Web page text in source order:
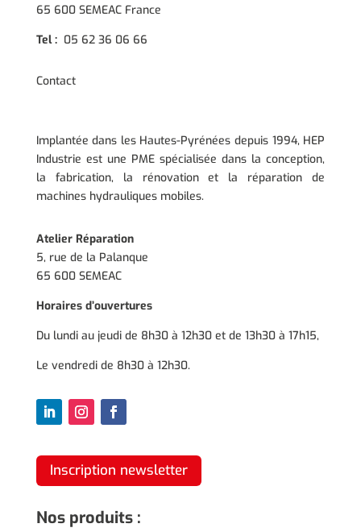
65 600 SEMEAC France
Tel : 05 62 36 06 66
Contact
Implantée dans les Hautes-Pyrénées depuis 1994, HEP
Industrie est une PME spécialisée dans la conception,
la fabrication, la rénovation et la réparation de
machines hydrauliques mobiles.
Atelier Réparation
5, rue de la Palanque
65 600 SEMEAC
Horaires d’ouvertures
Du lundi au jeudi de 8h30 à 12h30 et de 13h30 à 17h15,
Le vendredi de 8h30 à 12h30.
Inscription newsletter
Nos produits :